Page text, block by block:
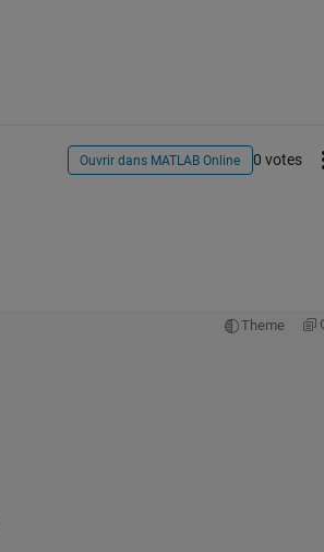
Ouvrir dans MATLAB Online 0 votes
Theme